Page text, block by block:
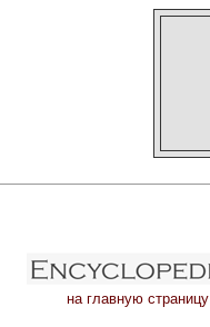
на главную страницу